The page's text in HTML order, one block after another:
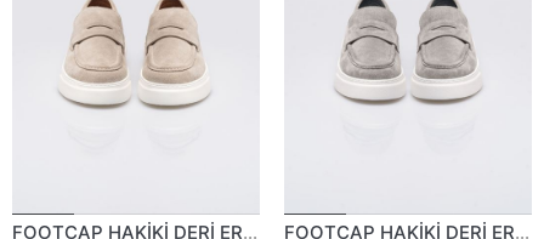
FOOTCAP HAKİKİ DERİ ERKEK GÜNLÜK AYAKKABI 255325Y
FOOTCAP HAKİKİ DERİ ERKEK GÜNLÜK AYAKKABI 255325Y